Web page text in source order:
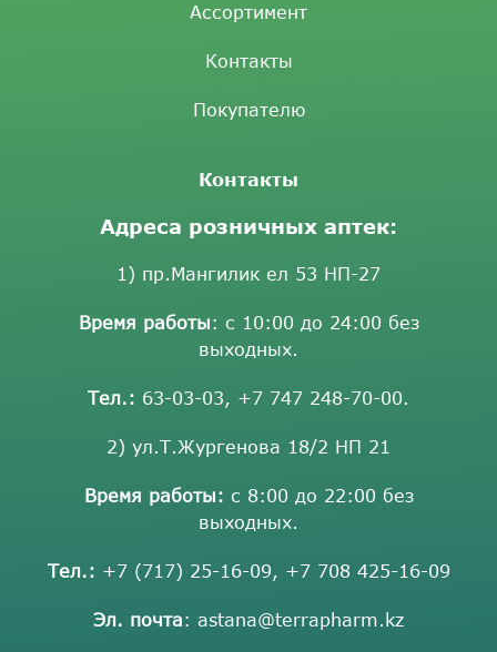
Ассортимент
Контакты
Покупателю
Контакты
Адреса розничных аптек:
1) пр.Мангилик ел 53 НП-27
Время работы: с 10:00 до 24:00 без
выходных.
Тел.: 63-03-03, +7 747 248-70-00.
2) ул.Т.Жургенова 18/2 НП 21
Время работы: с 8:00 до 22:00 без
выходных.
Тел.: +7 (717) 25-16-09, +7 708 425-16-09
Эл. почта: astana@terrapharm.kz